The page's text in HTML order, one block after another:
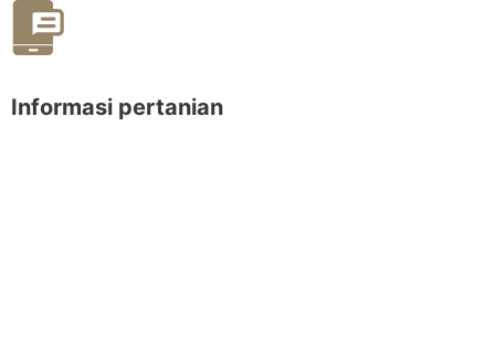
Informasi pertanian